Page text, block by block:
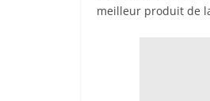
meilleur produit de